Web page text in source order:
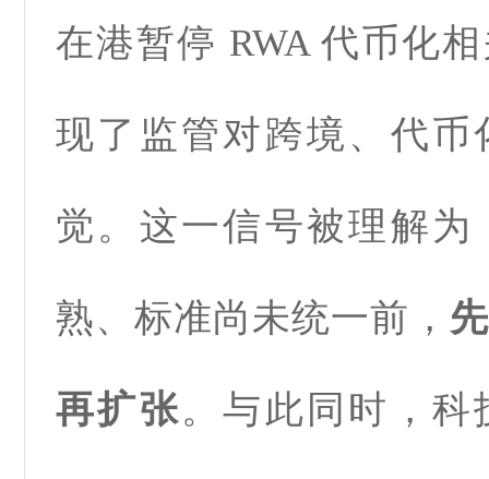
在港暂停 RWA 代币化
现了监管对跨境、代币
觉。这一信号被理解为
熟、标准尚未统一前，
再扩张。与此同时，科